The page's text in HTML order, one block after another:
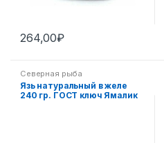
264,00₽
Северная рыба
Язь натуральный в желе
240 гр. ГОСТ ключ Ямалик